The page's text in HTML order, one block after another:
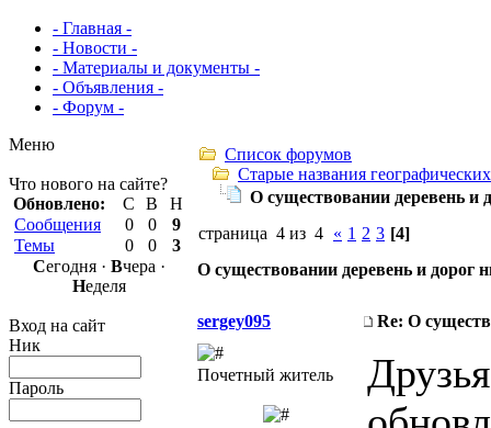
- Главная -
- Новости -
- Материалы и документы -
- Объявления -
- Форум -
Меню
Что нового на сайте?
Обновлено:
С В
Н
Сообщения
0 0
9
Темы
0 0
3
Сегодня · Вчера ·
Неделя
Вход на сайт
Ник
Пароль
Список форумов
Старые названия
О существовании деревень и
страница 4 из 4 « 1 2 3 [4]
О существовании деревень и дорог
sergey095 Re: О
Почетный житель